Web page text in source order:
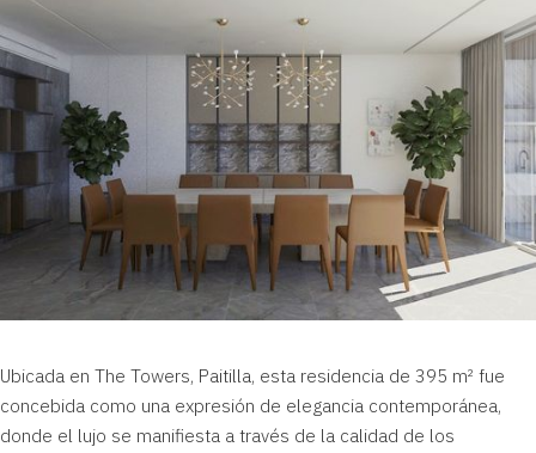
Ubicada en The Towers, Paitilla, esta residencia de 395 m² fue
concebida como una expresión de elegancia contemporánea,
donde el lujo se manifiesta a través de la calidad de los